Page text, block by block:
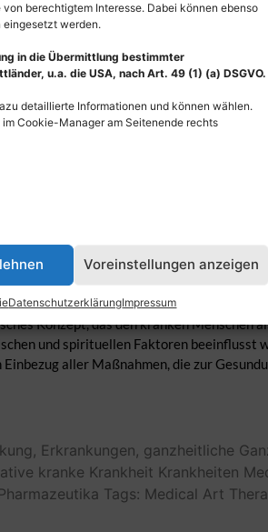
berechtigtem Interesse. Dabei können ebenso
eingesetzt werden.
in die Übermittlung bestimmter
u.a. die USA, nach Art. 49 (1) (a) DSGVO.
detaillierte Informationen und können wählen.
Cookie-Manager am Seitenende rechts
Voreinstellungen anzeigen
DatenschutzerklärungImpressum
und Methoden im Bereich der
Konzept, das den kranken Menschen
und spirituellen Faktoren
aller Maßnahmen, die zur
Erkrankungen, ganzheitliche
kranke Krankheit Krankheiten
Tags: Medical Art